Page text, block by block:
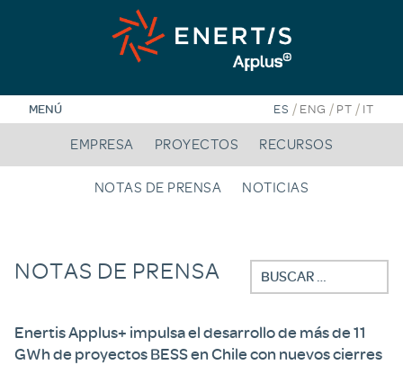
MENÚ ES / ENG / PT / IT
EMPRESA PROYECTOS RECURSOS
NOTAS DE PRENSA NOTICIAS
NOTAS DE PRENSA Buscar:
Enertis Applus+ impulsa el desarrollo de más de 11
GWh de proyectos BESS en Chile con nuevos cierres